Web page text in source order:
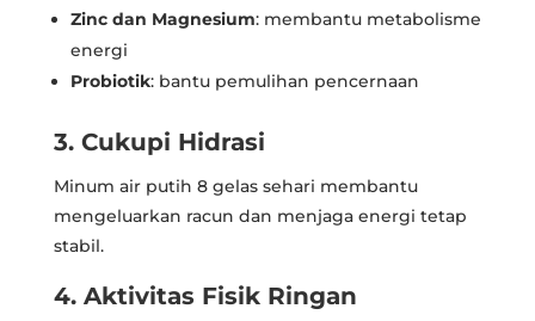
Zinc dan Magnesium: membantu metabolisme
energi
Probiotik: bantu pemulihan pencernaan
3. Cukupi Hidrasi
Minum air putih 8 gelas sehari membantu
mengeluarkan racun dan menjaga energi tetap
stabil.
4. Aktivitas Fisik Ringan